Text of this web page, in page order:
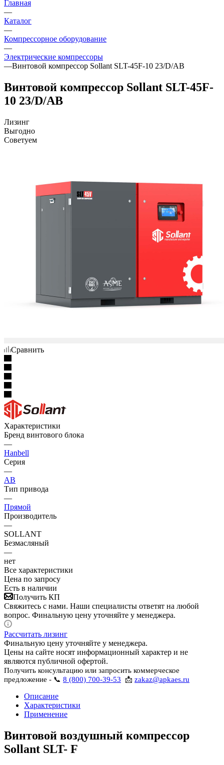
Главная
—
Каталог
—
Компрессорное оборудование
—
Электрические компрессоры
—Винтовой компрессор Sollant SLT-45F-10 23/D/AB
Винтовой компрессор Sollant SLT-45F-
10 23/D/AB
Лизинг
Выгодно
Советуем
Сравнить
Характеристики
Бренд винтового блока
—
Hanbell
Серия
—
AB
Тип привода
—
Прямой
Производитель
—
SOLLANT
Безмасляный
—
нет
Все характеристики
Цена по запросу
Есть в наличии
Получить КП
Свяжитесь с нами. Наши специалисты ответят на любой
вопрос. Финальную цену уточняйте у менеджера.
Рассчитать лизинг
Финальную цену уточняйте у менеджера.
Цены на сайте носят информационный характер и не
являются публичной офертой.
Получить консультацию или запросить коммерческое
предложение - 📞 8 (800) 700-39-53 📩 zakaz@apkaes.ru
Описание
Характеристики
Применение
Винтовой воздушный компрессор
Sollant SLT- F